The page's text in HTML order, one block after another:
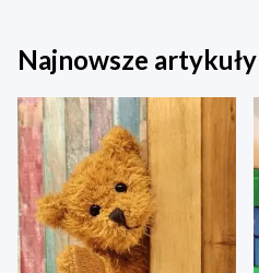
Najnowsze artykuły